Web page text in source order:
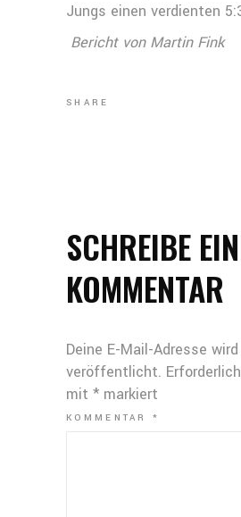
Jungs einen verdienten
Bericht von Martin Fink
SHARE
SCHREIBE
KOMMENTAR
Deine E-Mail-Adresse
veröffentlicht.
mit * markiert
KOMMENTAR*